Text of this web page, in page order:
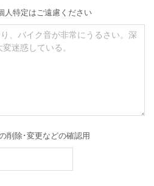
人特定はご遠慮ください
削除･変更などの確認用